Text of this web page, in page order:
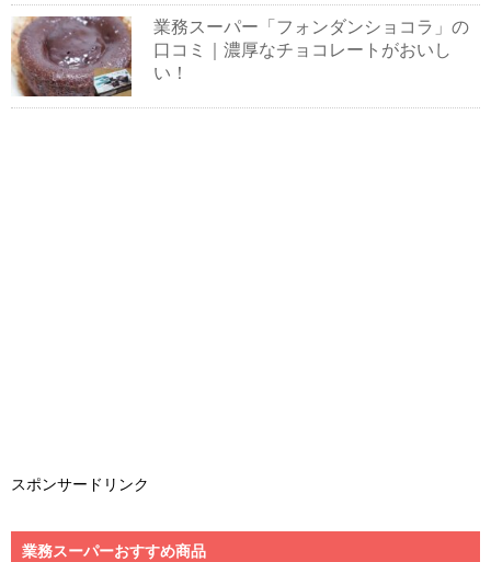
業務スーパー「フォンダンショコラ」の
口コミ｜濃厚なチョコレートがおいし
い！
スポンサードリンク
業務スーパーおすすめ商品